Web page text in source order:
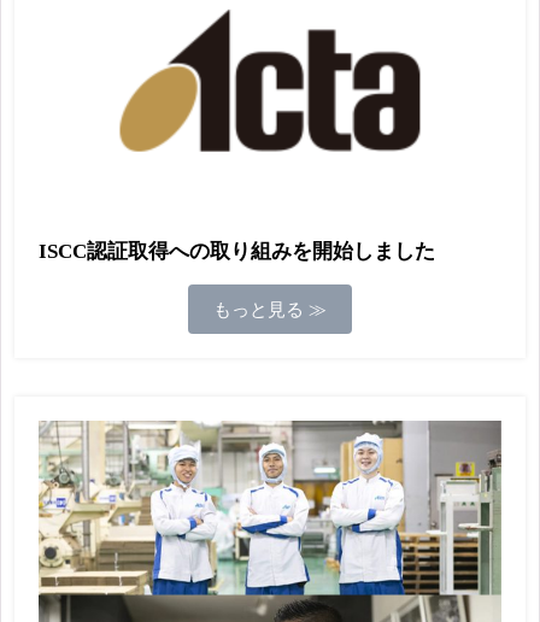
ISCC認証取得への取り組みを開始しました
もっと見る ≫